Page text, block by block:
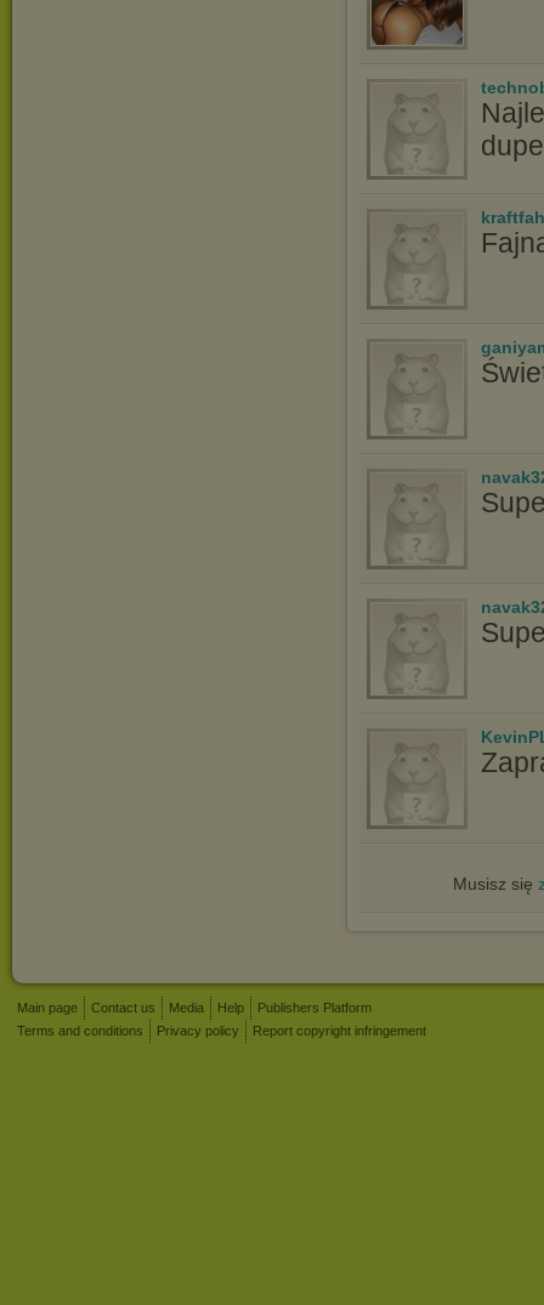
Musisz się
Main page Contact us Media Help
Publishers Platform
Terms and conditions
Privacy policy Report copyright infringement